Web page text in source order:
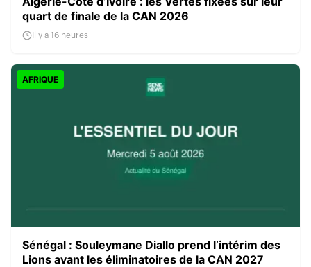
quart de finale de la CAN 2026
Il y a 16 heures
AFRIQUE
Sénégal : Souleymane Diallo prend l’intérim des
Lions avant les éliminatoires de la CAN 2027